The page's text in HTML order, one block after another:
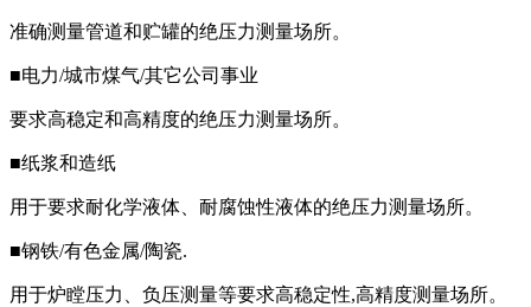
准确测量管道和贮罐的绝压力测量场所。
■电力/城市煤气/其它公司事业
要求高稳定和高精度的绝压力测量场所。
■纸浆和造纸
用于要求耐化学液体、耐腐蚀性液体的绝压力测量场所。
■钢铁/有色金属/陶瓷.
用于炉瞠压力、负压测量等要求高稳定性,高精度测量场所。